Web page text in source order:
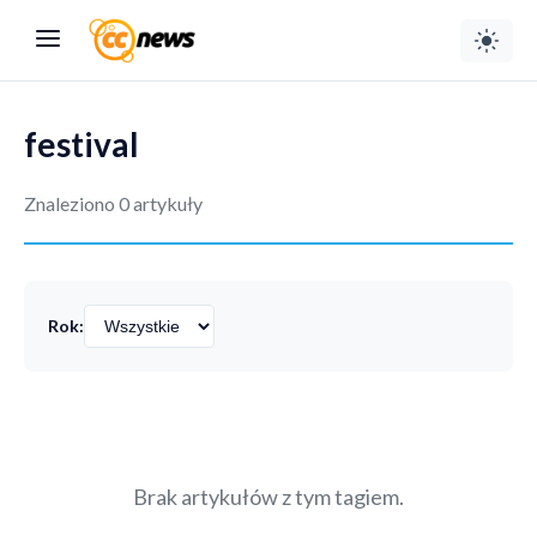
festival
Znaleziono 0 artykuły
Rok:
Brak artykułów z tym tagiem.